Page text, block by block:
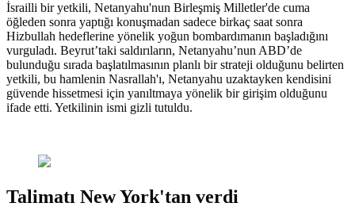
İsrailli bir yetkili, Netanyahu'nun Birleşmiş Milletler'de cuma
öğleden sonra yaptığı konuşmadan sadece birkaç saat sonra
Hizbullah hedeflerine yönelik yoğun bombardımanın başladığını
vurguladı. Beyrut’taki saldırıların, Netanyahu’nun ABD’de
bulunduğu sırada başlatılmasının planlı bir strateji olduğunu belirten
yetkili, bu hamlenin Nasrallah'ı, Netanyahu uzaktayken kendisini
güvende hissetmesi için yanıltmaya yönelik bir girişim olduğunu
ifade etti. Yetkilinin ismi gizli tutuldu.
Talimatı New York'tan verdi